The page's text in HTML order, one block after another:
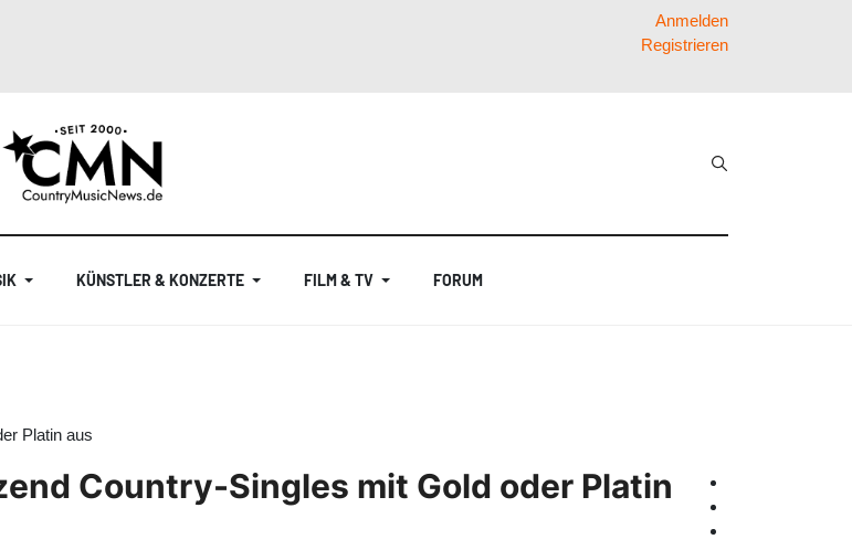
Anmelden
Registrieren
KÜNSTLER & KONZERTE FILM & TV FORUM
Platin aus
Country-Singles mit Gold oder Platin